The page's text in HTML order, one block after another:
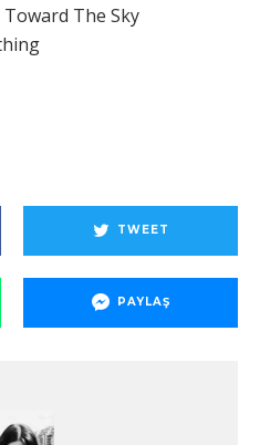
Toward The Sky
TWEET
PAYLAŞ